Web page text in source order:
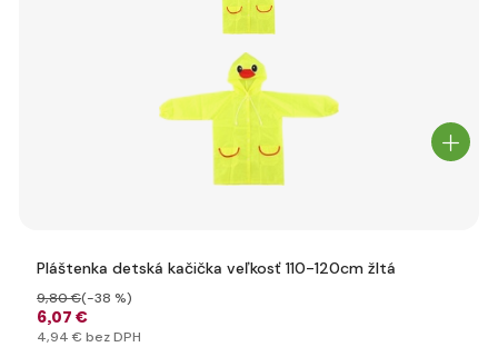
Pláštenka detská kačička veľkosť 110-120cm žltá
6,07 €
9,80 €(-38 %)
4,94 € bez DPH